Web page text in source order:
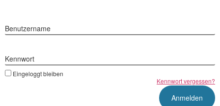
Benutzername
Kennwort
Eingeloggt bleiben
Kennwort vergessen?